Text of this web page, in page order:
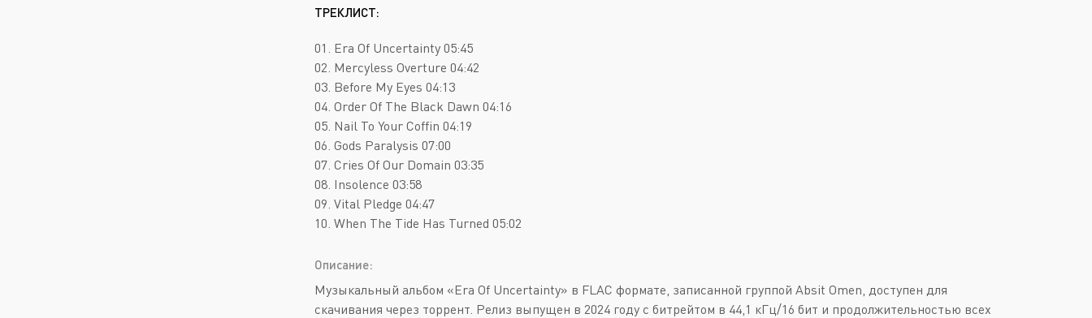
Doom Metal
Folk Metal
Gothic Metal
Groove Metal
Heavy Metal
Melodic Death Metal
ТРЕКЛИСТ:
01. Era Of Uncertainty 05:45
02. Mercyless Overture 04:42
03. Before My Eyes 04:13
04. Order Of The Black Dawn 04:16
05. Nail To Your Coffin 04:19
06. Gods Paralysis 07:00
07. Cries Of Our Domain 03:35
08. Insolence 03:58
09. Vital Pledge 04:47
10. When The Tide Has Turned 05:02
Описание:
Музыкальный альбом «Era Of Uncertainty» в FLAC формате, записанной группой Absit Omen, доступен для
скачивания через торрент. Релиз выпущен в 2024 году с битрейтом в 44,1 кГц/16 бит и продолжительностью всех